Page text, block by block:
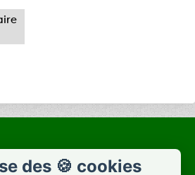
des 🍪 cookies